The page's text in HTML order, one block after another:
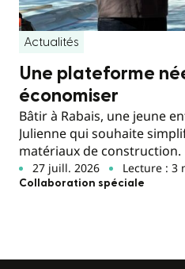
Actualités
Une plateforme
économiser
Bâtir à Rabais, une jeune
Julienne qui souhaite
matériaux de construction.
27 juill. 2026 Lecture : 3
Collaboration spéciale